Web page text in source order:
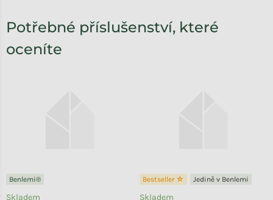
Potřebné příslušenství, které
oceníte
Benlemi®
Skladem
Bestseller ☆ Jedině v Benlemi
Skladem